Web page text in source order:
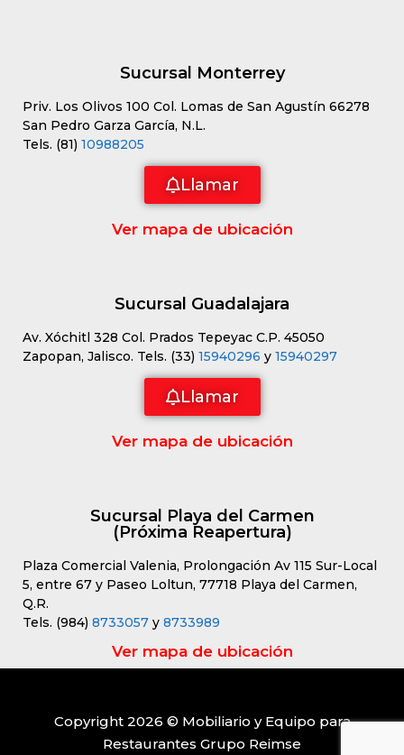
Sucursal Monterrey
Priv. Los Olivos 100 Col. Lomas de San Agustín 66278
San Pedro Garza García, N.L.
Tels. (81) 10988205
Llamar
Ver mapa de ubicación
Sucursal Guadalajara
Av. Xóchitl 328 Col. Prados Tepeyac C.P. 45050
Zapopan, Jalisco. Tels. (33) 15940296 y 15940297
Llamar
Ver mapa de ubicación
Sucursal Playa del Carmen
(Próxima Reapertura)
Plaza Comercial Valenia, Prolongación Av 115 Sur-Local
5, entre 67 y Paseo Loltun, 77718 Playa del Carmen,
Q.R.
Tels. (984) 8733057 y 8733989
Ver mapa de ubicación
Copyright 2026 © Mobiliario y Equipo para
Restaurantes Grupo Reimse